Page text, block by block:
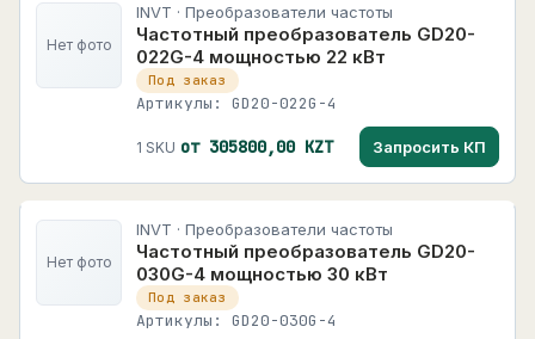
Нет фото
INVT · Преобразователи частоты
Частотный преобразователь GD20-
022G-4 мощностью 22 кВт
Под заказ
Артикулы: GD20-022G-4
1 SKU от 305800,00 KZT Запросить КП
Нет фото
INVT · Преобразователи частоты
Частотный преобразователь GD20-
030G-4 мощностью 30 кВт
Под заказ
Артикулы: GD20-030G-4